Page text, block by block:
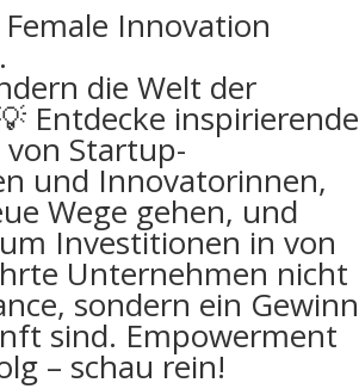
Innovation
die Welt der
Entdecke inspirierende
von Startup-
und Innovatorinnen,
Wege gehen, und
Investitionen in von
Unternehmen nicht
sondern ein Gewinn
sind. Empowerment
– schau rein!